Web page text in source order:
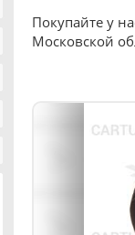
Покупайте у
Московской